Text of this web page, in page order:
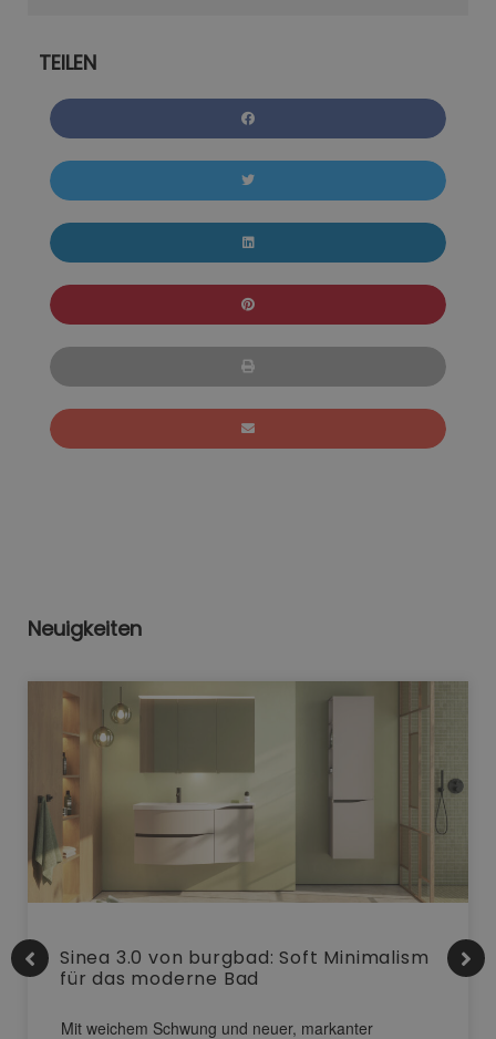
TEILEN
Neuigkeiten
Sinea 3.0 von burgbad: Soft Minimalism
für das moderne Bad
Mit weichem Schwung und neuer, markanter